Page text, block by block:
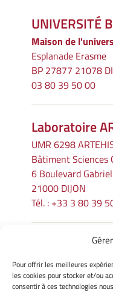
Pour offrir les meilleures
les cookies pour stocker et/ou
consentir à ces technologies
UNIVERSITÉ
Maison de
Esplanade Erasme
BP 27877 21078
03 80 39 50 00
Laboratoire
UMR 6298
Bâtiment Sciences
6 Boulevard Gabriel
21000 DIJON
Tél. : +33 3 80 39
Mentions
Gérer mes